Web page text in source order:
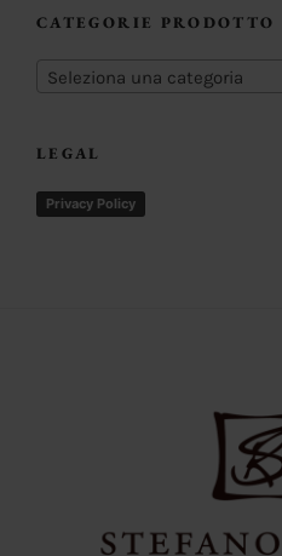
CATEGORIE PRODOTTO
Seleziona una categoria
LEGAL
Privacy Policy